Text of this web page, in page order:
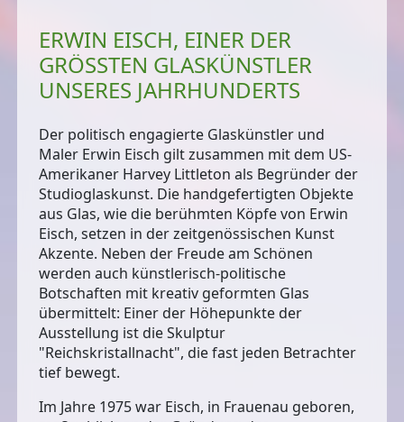
ERWIN EISCH, EINER DER
GRÖSSTEN GLASKÜNSTLER U
NSERES JAHRHUNDERTS
Der politisch engagierte Glaskünstler und
Maler Erwin Eisch gilt zusammen mit dem US-
Amerikaner Harvey Littleton als Begründer der
Studioglaskunst. Die handgefertigten Objekte
aus Glas, wie die berühmten Köpfe von Erwin
Eisch, setzen in der zeitgenössischen Kunst
Akzente. Neben der Freude am Schönen
werden auch künstlerisch-politische
Botschaften mit kreativ geformten Glas
übermittelt: Einer der Höhepunkte der
Ausstellung ist die Skulptur
"Reichskristallnacht", die fast jeden Betrachter
tief bewegt.
Im Jahre 1975 war Eisch, in Frauenau geboren,